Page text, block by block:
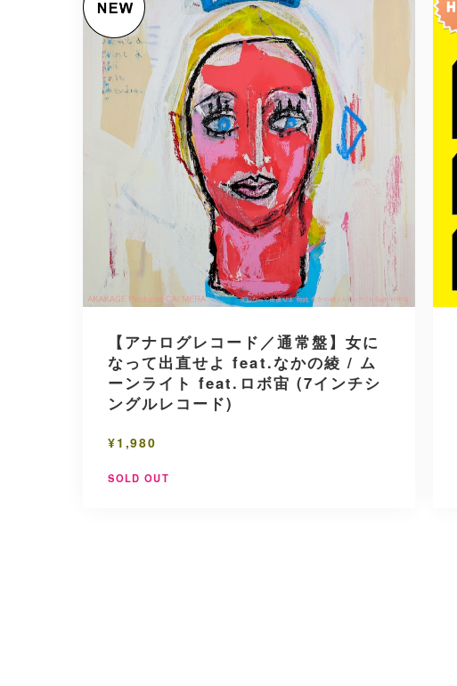
【アナログレコード／通常盤】女に
なって出直せよ feat.なかの綾 / ム
ーンライト feat.ロボ宙 (7インチシ
ングルレコード)
¥1,980
SOLD OUT